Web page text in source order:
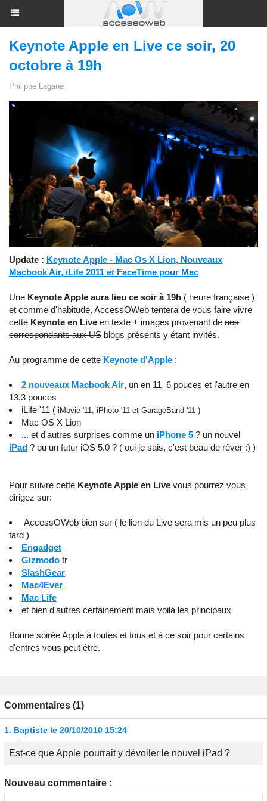
Keynote Apple en Live ce soir, 20
octobre à 19h
Philippe Lagane
Update : Keynote Apple - Mac Os X Lion, Nouveaux
Macbook Air, iLife 2011 et FaceTime pour Mac
Une Keynote Apple aura lieu ce soir à 19h ( heure française )
et comme d'habitude, AccessOWeb tentera de vous faire vivre
cette Keynote en Live en texte + images provenant de nos
correspondants aux US blogs présents y étant invités.
Au programme de cette Keynote d'Apple :
2 nouveaux Macbook Air, un en 11, 6 pouces et l'autre en
13,3 pouces
iLife '11 ( iMovie '11, iPhoto '11 et GarageBand '11 )
Mac OS X Lion
... et d'autres surprises comme un iPhone 5 ? un nouvel
iPad ? ou un futur iOS 5.0 ? ( oui je sais, c'est beau de rêver :) )
Pour suivre cette Keynote Apple en Live vous pourrez vous
dirigez sur:
AccessOWeb bien sur ( le lien du Live sera mis un peu plus
tard )
Engadget
Gizmodo fr
SlashGear
Mac4Ever
Mac Life
et bien d'autres certainement mais voilà les principaux
Bonne soirée Apple à toutes et tous et à ce soir pour certains
d'entres vous peut être.
Commentaires (1)
1. Baptiste le 20/10/2010 15:24
Est-ce que Apple pourrait y dévoiler le nouvel iPad ?
Nouveau commentaire :